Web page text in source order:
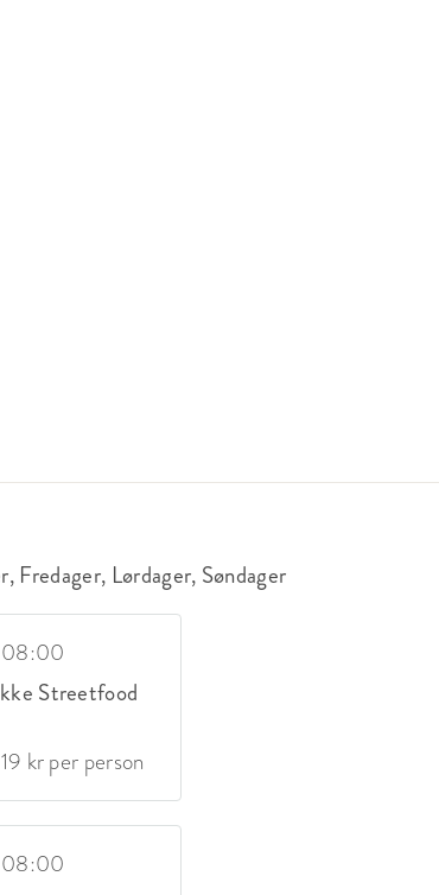
Fredager, Lørdager, Søndager
08:00
Streetfood
kr per person
08:00